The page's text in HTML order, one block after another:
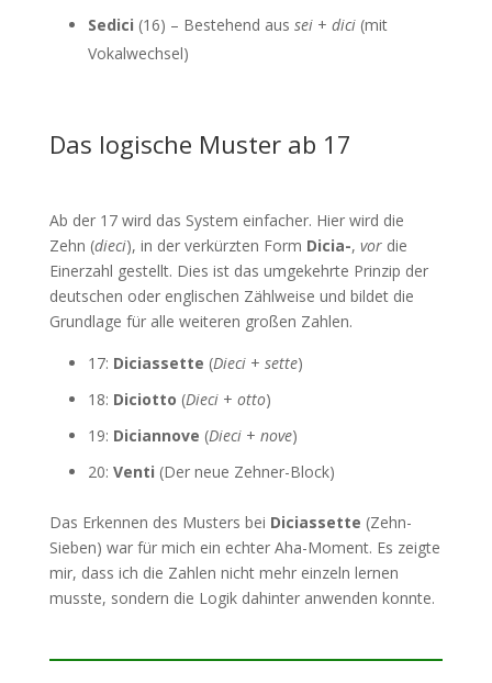
Sedici (16) – Bestehend aus sei+ dici(mit
Vokalwechsel)
Das logische Muster ab 17
Ab der 17 wird das System einfacher. Hier wird die
Zehn (dieci), in der verkürzten Form Dicia-, vordie
Einerzahl gestellt. Dies ist das umgekehrte Prinzip der
deutschen oder englischen Zählweise und bildet die
Grundlage für alle weiteren großen Zahlen.
17: Diciassette (Dieci+ sette)
18: Diciotto (Dieci+ otto)
19: Diciannove (Dieci+ nove)
20: Venti (Der neue Zehner-Block)
Das Erkennen des Musters bei Diciassette (Zehn-
Sieben) war für mich ein echter Aha-Moment. Es zeigte
mir, dass ich die Zahlen nicht mehr einzeln lernen
musste, sondern die Logik dahinter anwenden konnte.